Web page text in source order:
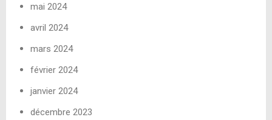
mai 2024
avril 2024
mars 2024
février 2024
janvier 2024
décembre 2023